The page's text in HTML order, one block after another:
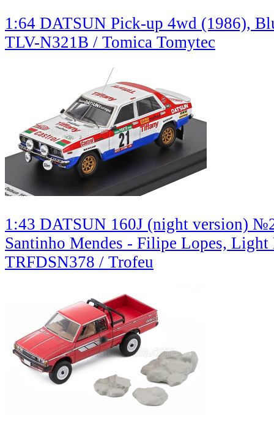
1:64 DATSUN Pick-up 4wd (1986),
TLV-N321B / Tomica Tomytec
1:43 DATSUN 160J (night version)
Santinho Mendes - Filipe Lopes, Light
TRFDSN378 / Trofeu